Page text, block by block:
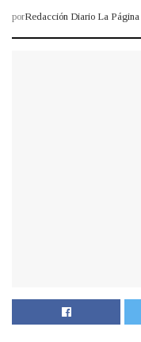
porRedacción Diario La Página